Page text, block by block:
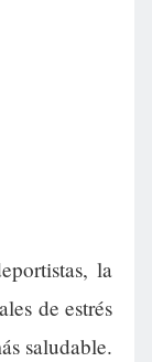
la
de estrés
saludable.